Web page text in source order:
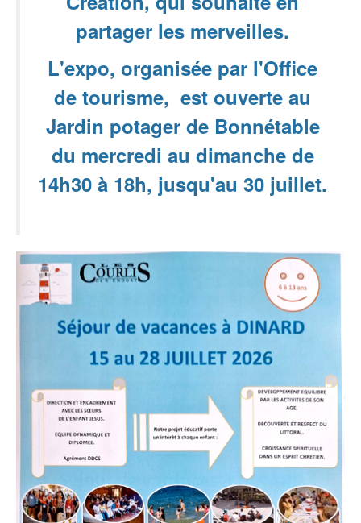
partager les merveilles.
L'expo, organisée par l'Office
de tourisme, est ouverte au
Jardin potager de Bonnétable
du mercredi au dimanche de
14h30 à 18h, jusqu'au 30 juillet.